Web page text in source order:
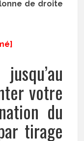
de droite
votre
du
tirage